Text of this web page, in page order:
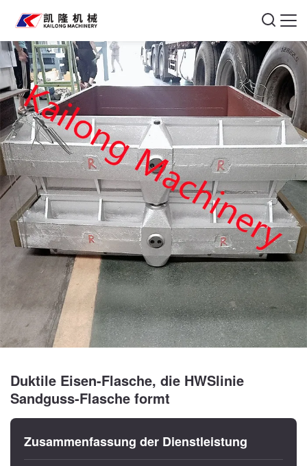
Duktile Eisen-Flasche, die HWSlinie
Sandguss-Flasche formt
Zusammenfassung der Dienstleistung